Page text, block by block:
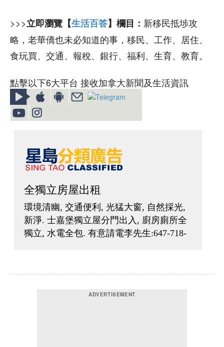
>>>立即瀏覽【生活百答】欄目： 新移民抵埗攻
略，老華僑也未必知道的事，移民、工作、居住、
食玩買、交通、報稅、銀行、福利、生育、教育。
點擊以下6大平台 接收加拿大新聞及生活資訊